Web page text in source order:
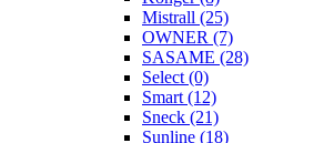
Mistrall (25)
OWNER (7)
SASAME (28)
Select (0)
Smart (12)
Sneck (21)
Sunline (18)